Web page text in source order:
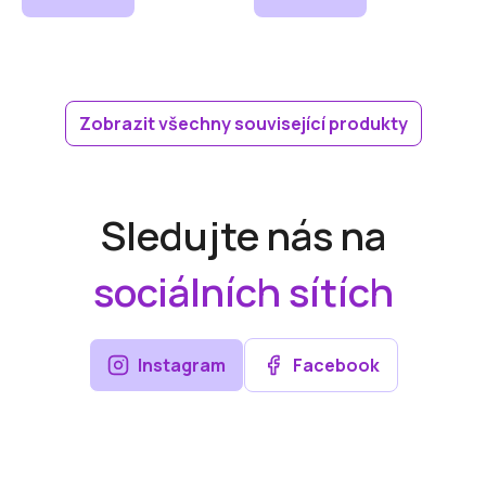
Zobrazit všechny související produkty
Sledujte nás na
sociálních sítích
Instagram Facebook